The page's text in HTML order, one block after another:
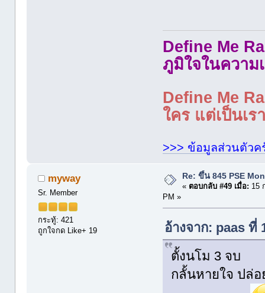
Define Me
ภูมิใจในความ
Define Me
ใคร แต่เป็นเ
>>> ข้อมูลส่วนตัวค
myway
Sr. Member
กระทู้: 421
ถูกใจกด Like+ 19
Re: ขึ้น 845 PSE
« ตอบกลับ #49 เมื่อ: 15
PM »
อ้างจาก: paas ที่
ตั้งนโม 3 จบ
กลั้นหายใจ ปล่